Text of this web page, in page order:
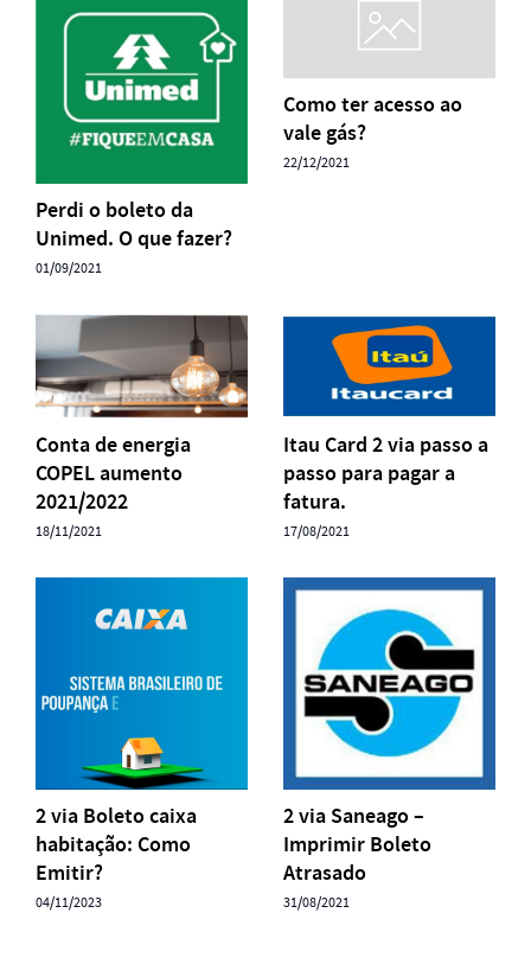
Perdi o boleto da
Unimed. O que fazer?
01/09/2021
Como ter acesso ao
vale gás?
22/12/2021
Conta de energia
COPEL aumento
2021/2022
18/11/2021
Itau Card 2 via passo a
passo para pagar a
fatura.
17/08/2021
2 via Boleto caixa
habitação: Como
Emitir?
04/11/2023
2 via Saneago –
Imprimir Boleto
Atrasado
31/08/2021